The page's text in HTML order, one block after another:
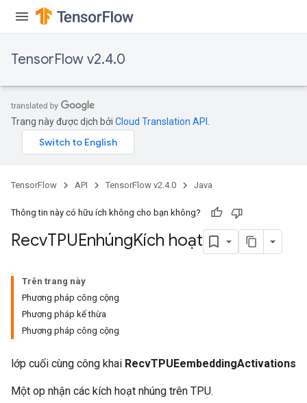
TensorFlow v2.4.0
Trang này được dịch bởi Cloud Translation API
TensorFlow API TensorFlow v2.4.0 Java
Thông tin này có hữu ích không cho bạn không?
RecvTPUEnhúngKích hoạt
Trên trang này
Phương pháp công cộng
Phương pháp kế thừa
Phương pháp công cộng
lớp cuối cùng công khai RecvTPUEembeddingActivations
Một op nhận các kích hoạt nhúng trên TPU.